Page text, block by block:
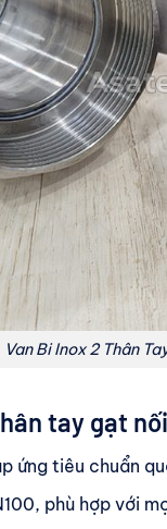
Van Bi Inox 2 Thân
tay gạt
ứng tiêu chuẩn
phù hợp với